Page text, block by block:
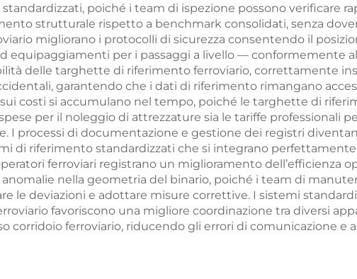
poiché i team di ispezione possono verificare
strutturale rispetto a benchmark consolidati, senza
migliorano i protocolli di sicurezza consentendo il
equipaggiamenti per i passaggi a livello — conformemente
delle targhette di riferimento ferroviario, correttamente
garantendo che i dati di riferimento rimangano
costi si accumulano nel tempo, poiché le targhette di
per il noleggio di attrezzature sia le tariffe professionali
I processi di documentazione e gestione dei registri
di riferimento standardizzati che si integrano
ferroviari registrano un miglioramento dell’efficienza
nella geometria del binario, poiché i team di
le deviazioni e adottare misure correttive. I sistemi
favoriscono una migliore coordinazione tra diversi
corridoio ferroviario, riducendo gli errori di comunicazione e